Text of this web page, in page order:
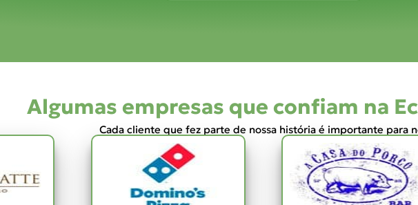
Algumas empresas que confiam na
Cada cliente que fez parte de nossa história é importante para